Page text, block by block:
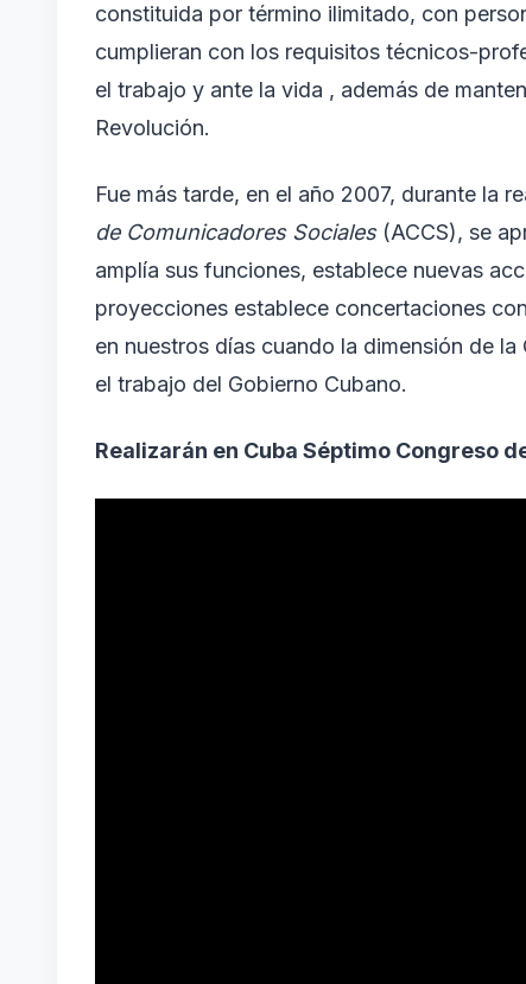
constituida por término ilimitado, con
cumplieran con los requisitos técnicos-
el trabajo y ante la vida , además de
Revolución.
Fue más tarde, en el año 2007, durante la
de Comunicadores Sociales(ACCS), se
amplía sus funciones, establece nuevas
proyecciones establece concertaciones
en nuestros días cuando la dimensión de
el trabajo del Gobierno Cubano.
Realizarán en Cuba Séptimo Congreso